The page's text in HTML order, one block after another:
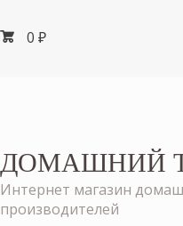
0 ₽
ДОМАШНИЙ
Интернет магазин
производителей